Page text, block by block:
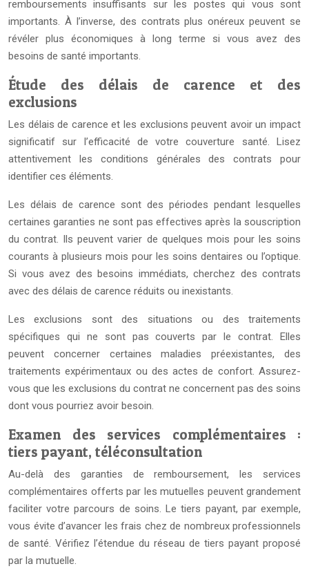
remboursements insuffisants sur les postes qui vous sont
importants. À l’inverse, des contrats plus onéreux peuvent se
révéler plus économiques à long terme si vous avez des
besoins de santé importants.
Étude des délais de carence et des
exclusions
Les délais de carence et les exclusions peuvent avoir un impact
significatif sur l’efficacité de votre couverture santé. Lisez
attentivement les conditions générales des contrats pour
identifier ces éléments.
Les délais de carence sont des périodes pendant lesquelles
certaines garanties ne sont pas effectives après la souscription
du contrat. Ils peuvent varier de quelques mois pour les soins
courants à plusieurs mois pour les soins dentaires ou l’optique.
Si vous avez des besoins immédiats, cherchez des contrats
avec des délais de carence réduits ou inexistants.
Les exclusions sont des situations ou des traitements
spécifiques qui ne sont pas couverts par le contrat. Elles
peuvent concerner certaines maladies préexistantes, des
traitements expérimentaux ou des actes de confort. Assurez-
vous que les exclusions du contrat ne concernent pas des soins
dont vous pourriez avoir besoin.
Examen des services complémentaires :
tiers payant, téléconsultation
Au-delà des garanties de remboursement, les services
complémentaires offerts par les mutuelles peuvent grandement
faciliter votre parcours de soins. Le tiers payant, par exemple,
vous évite d’avancer les frais chez de nombreux professionnels
de santé. Vérifiez l’étendue du réseau de tiers payant proposé
par la mutuelle.